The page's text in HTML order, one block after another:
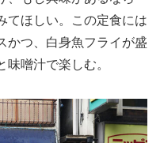
てほしい。この定食には
かつ、白身魚フライが盛
噌汁で楽しむ。